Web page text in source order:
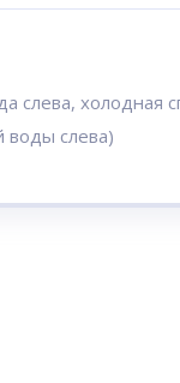
слева, холодная
воды слева)